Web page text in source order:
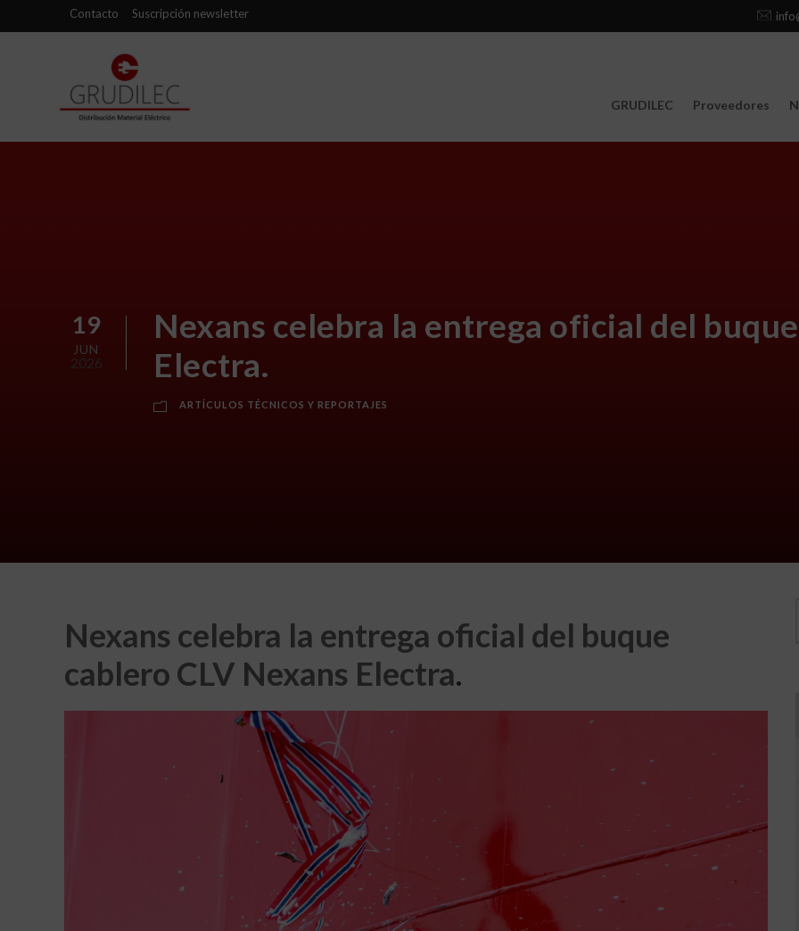
Contacto Suscripción newsletter
GRUDILEC Proveedores
19
JUN
2026
Nexans celebra la entrega oficial del
Electra.
ARTÍCULOS TÉCNICOS Y REPORTAJES
Nexans celebra la entrega oficial del buque
cablero CLV Nexans Electra.